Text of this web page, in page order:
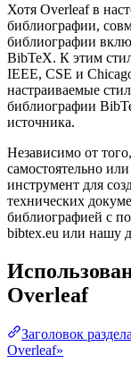
Хотя Overleaf в
библиографии,
библиографии
BibTeX. К этим
IEEE, CSE и
настраиваемые
библиографии
источника.
Независимо от
самостоятельно
инструмент для
технических
библиографией с
bibtex.eu или нашу
Overleaf
Заголовок
Overleaf»